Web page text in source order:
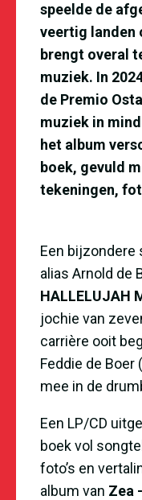
speelde de
veertig landen
brengt overal
muziek. In
de Premio
muziek in
het album
boek, gevuld
tekeningen,
Een bijzondere
alias Arnold de
HALLELUJAH
jochie van
carrière ooit
Feddie de
mee in de
Een LP/CD
boek vol
foto’s en
album van Zea